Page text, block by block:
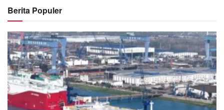
Berita Populer